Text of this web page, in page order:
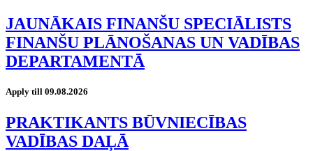
JAUNĀKAIS FINANŠU SPECIĀLISTS
FINANŠU PLĀNOŠANAS UN VADĪBAS
DEPARTAMENTĀ
Apply till 09.08.2026
PRAKTIKANTS BŪVNIECĪBAS
VADĪBAS DAĻĀ